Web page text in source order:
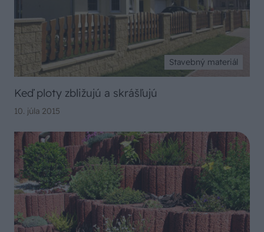
Stavebný materiál
Keď ploty zbližujú a skrášľujú
10. júla 2015